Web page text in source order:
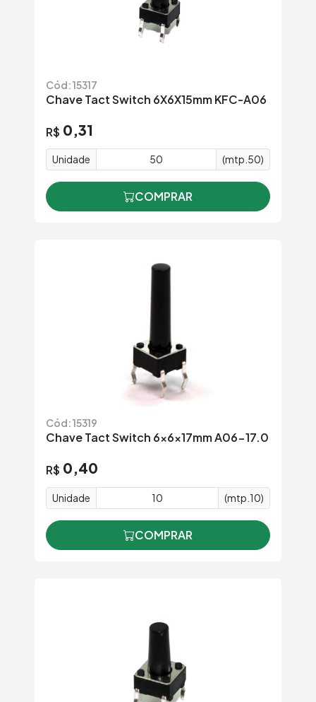
Cód: 15317
Chave Tact Switch 6X6X15mm KFC-A06
R$ 0,31
Unidade (mtp.50)
COMPRAR
Cód: 15319
Chave Tact Switch 6x6x17mm A06-17.0
R$ 0,40
Unidade (mtp.10)
COMPRAR